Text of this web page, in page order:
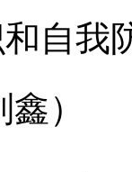
自我
）